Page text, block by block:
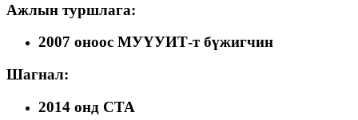
Ажлын туршлага:
2007 оноос МУҮУИТ-т бүжигчин
Шагнал:
2014 онд СТА